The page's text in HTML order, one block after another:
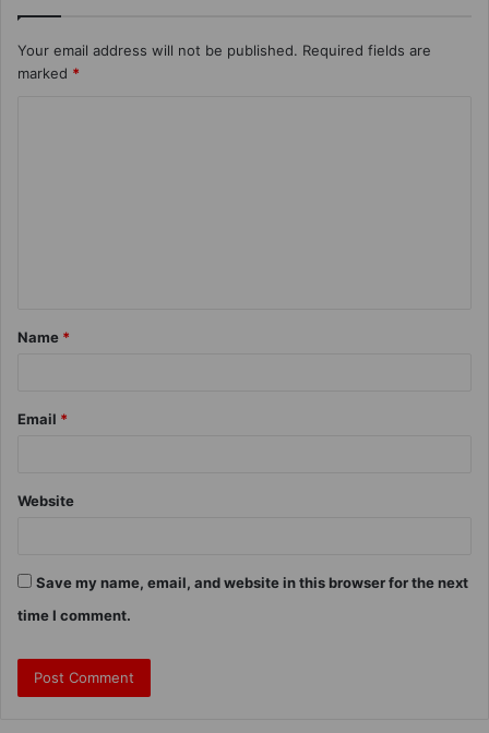
Your email address will not be published. Required fields are
marked *
Name *
Email *
Website
Save my name, email, and website in this browser for the next
time I comment.